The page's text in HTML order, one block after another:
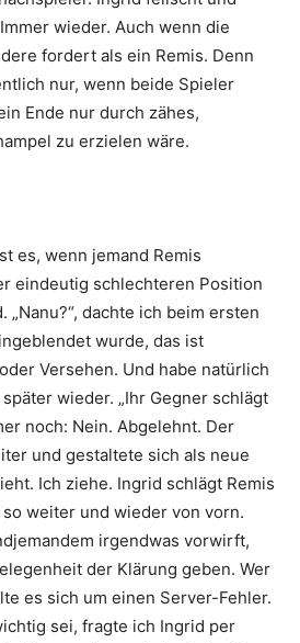
wieder. Auch wenn die
fordert als ein Remis. Denn
nur, wenn beide Spieler
Ende nur durch zähes,
zu erzielen wäre.
es, wenn jemand Remis
eindeutig schlechteren Position
„Nanu?“, dachte ich beim ersten
wurde, das ist
Versehen. Und habe natürlich
wieder. „Ihr Gegner schlägt
noch: Nein. Abgelehnt. Der
und gestaltete sich als neue
Ich ziehe. Ingrid schlägt Remis
weiter und wieder von vorn.
irgendwas vorwirft,
der Klärung geben. Wer
es sich um einen Server-Fehler.
sei, fragte ich Ingrid per